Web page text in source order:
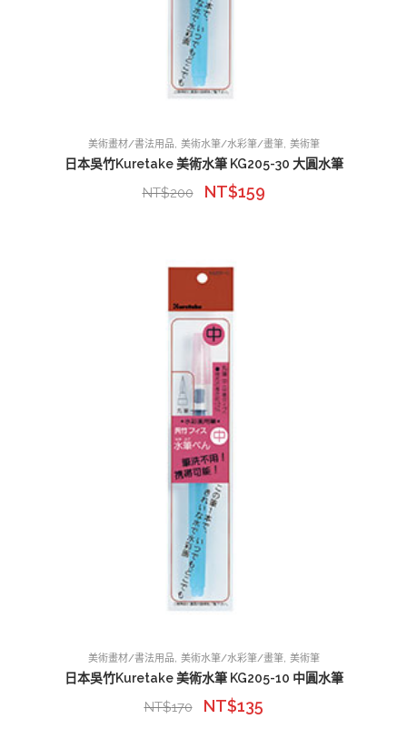
美術畫材/書法用品 美術水筆/水彩筆/畫筆, 美術筆
日本吳竹Kuretake 美術水筆 KG205-30 大圓水筆
NT$200 NT$159
美術畫材/書法用品 美術水筆/水彩筆/畫筆, 美術筆
日本吳竹Kuretake 美術水筆 KG205-10 中圓水筆
NT$170 NT$135